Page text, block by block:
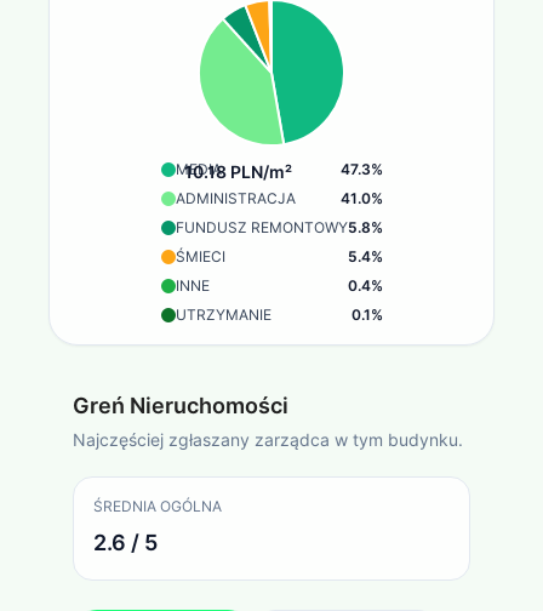
10.18 PLN/m²
MEDIA 47.3%
ADMINISTRACJA
41.0%
FUNDUSZ REMONTOWY5.8%
ŚMIECI
5.4%
INNE
0.4%
UTRZYMANIE
0.1%
Greń Nieruchomości
Najczęściej zgłaszany zarządca w tym budynku.
ŚREDNIA OGÓLNA
2.6 / 5